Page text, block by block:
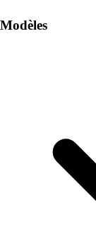
Modèles